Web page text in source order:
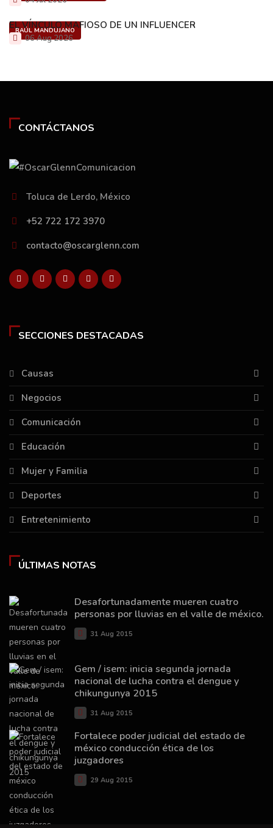
RAÚL MANDUJANO
EL VÍNCULO MAFIOSO DE UN INFLUENCER
06 Aug 2026
CONTÁCTANOS
Toluca de Lerdo, México
+52 722 172 3970
contacto@oscarglenn.com
SECCIONES DESTACADAS
Causas
Negocios
Comunicación
Educación
Mujer y Familia
Deportes
Entretenimiento
ÚLTIMAS NOTAS
Desafortunadamente mueren cuatro
personas por lluvias en el valle de méxico.
31 Aug 2015
Gem / isem: inicia segunda jornada
nacional de lucha contra el dengue y
chikungunya 2015
31 Aug 2015
Fortalece poder judicial del estado de
méxico conducción ética de los
juzgadores
29 Aug 2015